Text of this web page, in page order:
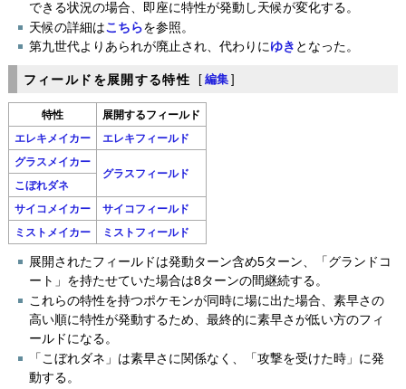
できる状況の場合、即座に特性が発動し天候が変化する。
天候の詳細はこちらを参照。
第九世代よりあられが廃止され、代わりにゆき となった。
フィールドを展開する特性 [ 編集 ]
特性 展開するフィールド
エレキメイカー エレキフィールド
グラスメイカー
グラスフィールド
こぼれダネ
サイコメイカー サイコフィールド
ミストメイカー ミストフィールド
展開されたフィールドは発動ターン含め5ターン、「グランドコ
ート」を持たせていた場合は8ターンの間継続する。
これらの特性を持つポケモンが同時に場に出た場合、素早さの
高い順に特性が発動するため、最終的に素早さが低い方のフィ
ールドになる。
「こぼれダネ」は素早さに関係なく、「攻撃を受けた時」に発
動する。